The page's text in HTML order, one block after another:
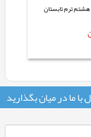
ترم تابستان
ما در میان بگذارید